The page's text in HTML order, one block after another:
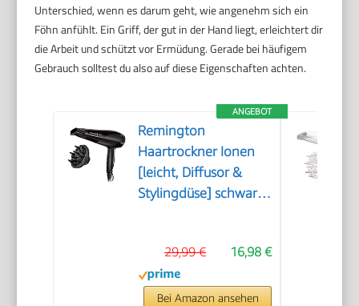
Unterschied, wenn es darum geht, wie angenehm sich ein
Föhn anfühlt. Ein Griff, der gut in der Hand liegt, erleichtert dir
die Arbeit und schützt vor Ermüdung. Gerade bei häufigem
Gebrauch solltest du also auf diese Eigenschaften achten.
ANGEBOT
Remington
Haartrockner Ionen
[leicht, Diffusor &
Stylingdüse] schwarz
Styling &
gleichmäßige
Wärmeverteilung, 3
16,98 €
29,99 €
Bei Amazon ansehen